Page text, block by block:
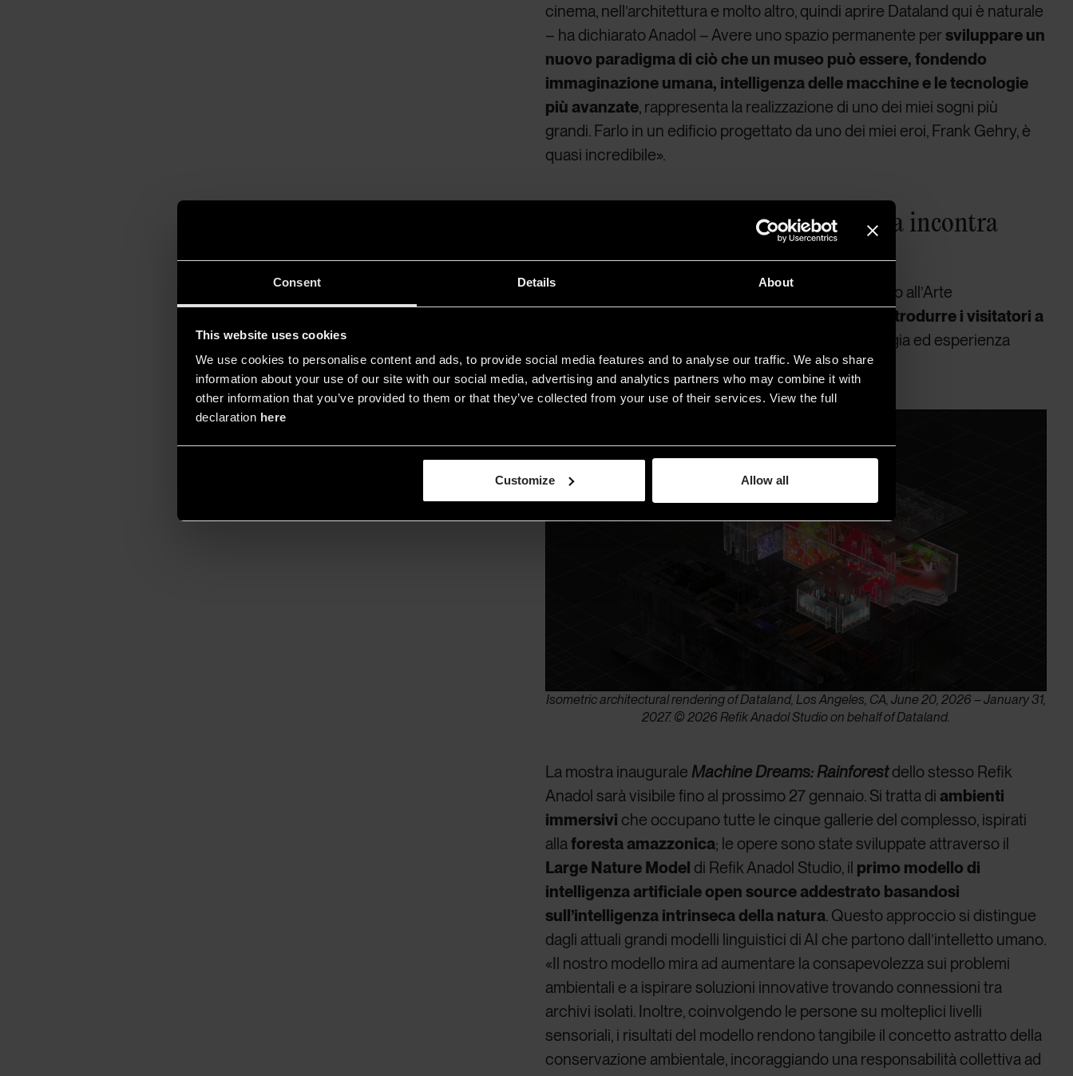
Consent Details About
This website uses cookies
We use cookies to personalise content and ads, to provide social media features and to analyse our traffic. We also share
information about your use of our site with our social media, advertising and analytics partners who may combine it with
other information that you’ve provided to them or that they’ve collected from your use of their services. View the full
declaration here
Customize Allow all
cinema, nell’architettura e molto altro, quindi aprire Dataland qui è naturale
– ha dichiarato Anadol – Avere uno spazio permanente persviluppare un
nuovo paradigma di ciò che un museo può essere, fondendo
immaginazione umana, intelligenza delle macchine e le tecnologie
più avanzate, rappresenta la realizzazione di uno dei miei sogni più
grandi. Farlo in un edificio progettato da uno dei miei eroi, Frank Gehry, è
quasi incredibile».
Dataland: l’immaginazione umana incontra
l’intelligenza delle macchine
Dataland è, di fatto, il primo museo al mondo dedicato all’Arte
introdurre i visitatori a
, al confine tra tecnologia ed esperienza
umana.
Isometric architectural rendering of Dataland, Los Angeles, CA, June 20, 2026 – January 31,
2027. © 2026 Refik Anadol Studio on behalf of Dataland.
La mostra inauguraleMachine Dreams: Rainforestdello stesso Refik
Anadol sarà visibile fino al prossimo 27 gennaio. Si tratta diambienti
immersivi che occupano tutte le cinque gallerie del complesso, ispirati
allaforestaamazzonica; le opere sono state sviluppate attraverso il
Large Nature Model di Refik Anadol Studio, il primo modello di
intelligenza artificiale open source addestrato basandosi
sull’intelligenza intrinseca della natura. Questo approccio si distingue
dagli attuali grandi modelli linguistici di AI che partono dall’intelletto umano.
«Il nostro modello mira ad aumentare la consapevolezza sui problemi
ambientali e a ispirare soluzioni innovative trovando connessioni tra
archivi isolati. Inoltre, coinvolgendo le persone su molteplici livelli
sensoriali, i risultati del modello rendono tangibile il concetto astratto della
conservazione ambientale, incoraggiando una responsabilità collettiva ad